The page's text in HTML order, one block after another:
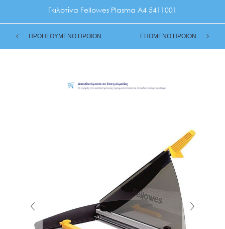
Γκιλοτίνα Fellowes Plasma A4 5411001
ΠΡΟΗΓΟΥΜΕΝΟ ΠΡΟΪΟΝ ΕΠΟΜΕΝΟ ΠΡΟΪΟΝ